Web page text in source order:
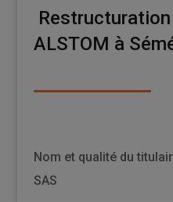
Restructuration
ALSTOM à
Nom et qualité du
SAS